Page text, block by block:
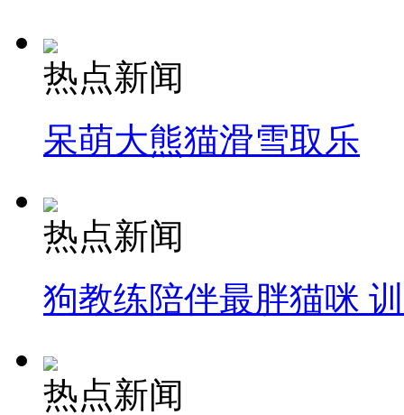
热点新闻
呆萌大熊猫滑雪取乐
热点新闻
狗教练陪伴最胖猫咪
热点新闻